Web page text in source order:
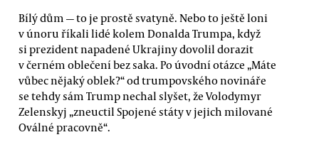
Bílý dům — to je prostě svatyně. Nebo to ještě loni
v únoru říkali lidé kolem Donalda Trumpa, když
si prezident napadené Ukrajiny dovolil dorazit
v černém oblečení bez saka. Po úvodní otázce „Máte
vůbec nějaký oblek?“ od trumpovského novináře
se tehdy sám Trump nechal slyšet, že Volodymyr
Zelenskyj „zneuctil Spojené státy v jejich milované
Oválné pracovně“.